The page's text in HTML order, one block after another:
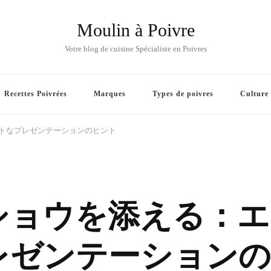
Moulin à Poivre
Votre blog de cuisine Spécialiste en Poivres
Recettes Poivrées Marques Types de poivres Culture
なプレゼンテーションのヒント
ウを添える：エ
ンテーションの